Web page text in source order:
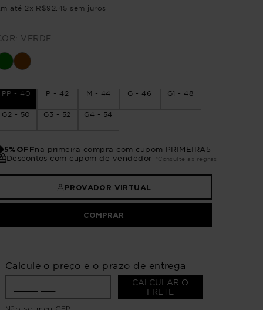
até 2 x R$92 45 sem juros
VERDE
PP - 40 P - 42 M - 44 G - 46 G1 - 48
G2 - 50 G3 - 52 G4 - 54
5%OFFna primeira compra com cupom PRIMEIRA5
Descontos com cupom de vendedor
*Consulte as regras
PROVADOR VIRTUAL
COMPRAR
Calcule o preço e o prazo de entrega
CALCULAR O
FRETE